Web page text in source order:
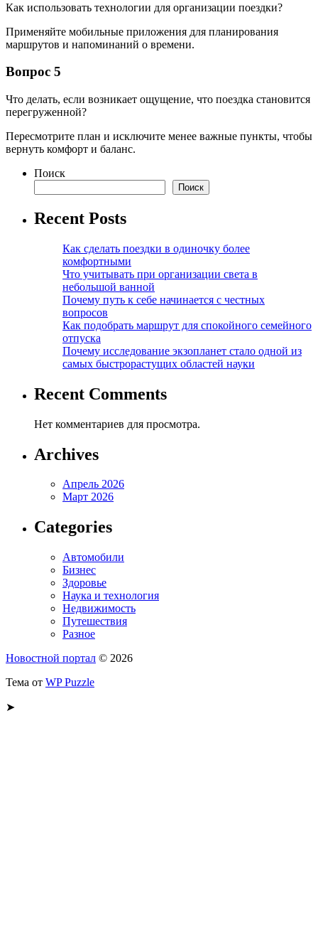
Как использовать технологии для организации поездки?
Применяйте мобильные приложения для планирования
маршрутов и напоминаний о времени.
Вопрос 5
Что делать, если возникает ощущение, что поездка становится
перегруженной?
Пересмотрите план и исключите менее важные пункты, чтобы
вернуть комфорт и баланс.
Поиск
Поиск
Recent Posts
Как сделать поездки в одиночку более
комфортными
Что учитывать при организации света в
небольшой ванной
Почему путь к себе начинается с честных
вопросов
Как подобрать маршрут для спокойного семейного
отпуска
Почему исследование экзопланет стало одной из
самых быстрорастущих областей науки
Recent Comments
Нет комментариев для просмотра.
Archives
Апрель 2026
Март 2026
Categories
Автомобили
Бизнес
Здоровье
Наука и технология
Недвижимость
Путешествия
Разное
Новостной портал © 2026
Тема от WP Puzzle
➤